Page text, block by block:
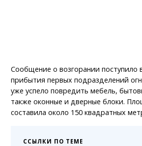
Сообщение о возгорании поступило
прибытия первых подразделений
уже успело повредить мебель,
также оконные и дверные блоки.
составила около 150 квадратных
ССЫЛКИ ПО ТЕМЕ